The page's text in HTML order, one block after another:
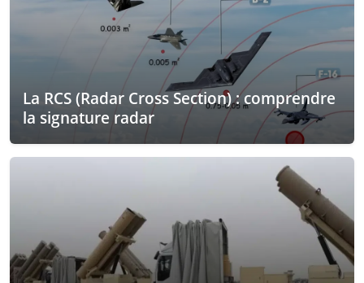
La RCS (Radar Cross Section) : comprendre
la signature radar